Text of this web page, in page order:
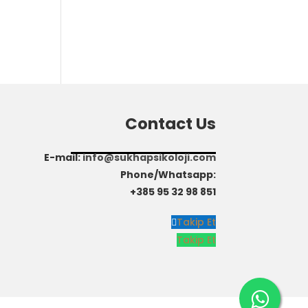
Contact Us
E-mail:info@sukhapsikoloji.com
Phone/Whatsapp:
+385 95 32 98 851
Takip Et
Takip Et